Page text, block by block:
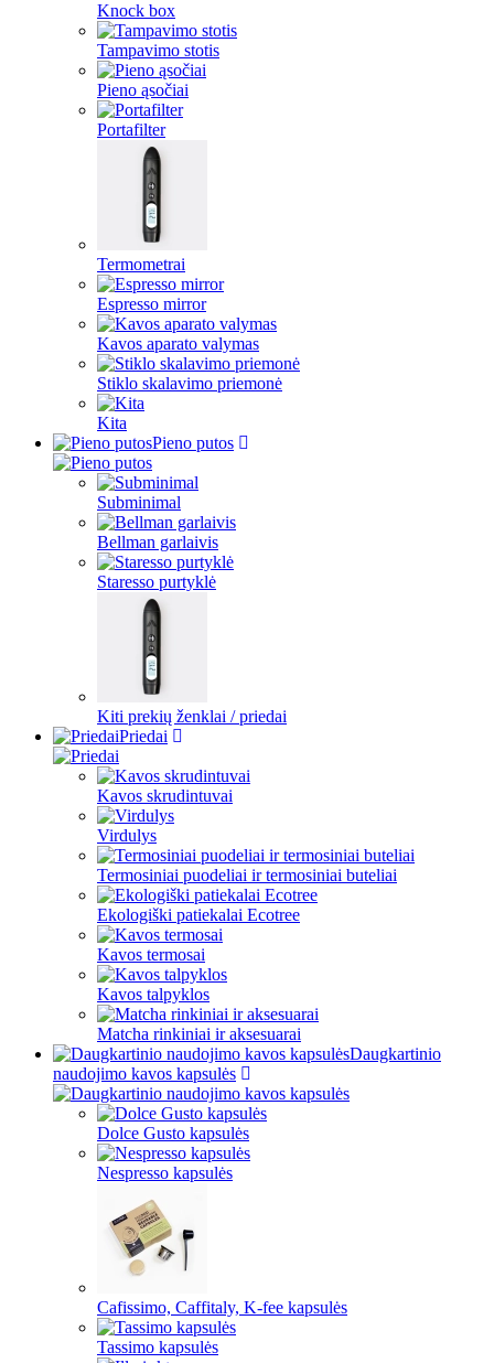
Knock box
Tampavimo stotis
Pieno ąsočiai
Portafilter
Termometrai
Espresso mirror
Kavos aparato valymas
Stiklo skalavimo priemonė
Kita
Pieno putos
Subminimal
Bellman garlaivis
Staresso purtyklė
Kiti prekių ženklai / priedai
Priedai
Kavos skrudintuvai
Virdulys
Termosiniai puodeliai ir termosiniai buteliai
Ekologiški patiekalai Ecotree
Kavos termosai
Kavos talpyklos
Matcha rinkiniai ir aksesuarai
Daugkartinio
naudojimo kavos kapsulės
Dolce Gusto kapsulės
Nespresso kapsulės
Cafissimo, Caffitaly, K-fee kapsulės
Tassimo kapsulės